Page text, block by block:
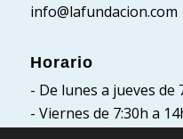
info@lafundacion.com
Horario
- De lunes a jueves de
- Viernes de 7:30h a